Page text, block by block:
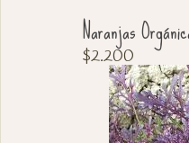
Naranjas
$2.200